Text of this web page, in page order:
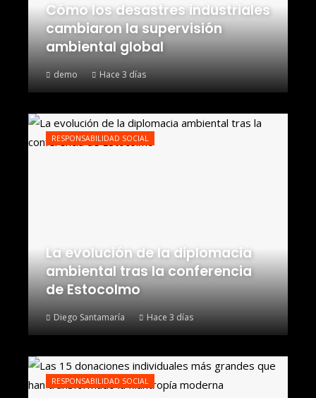
Cómo los desastres industriales
cambiaron la supervisión
ambiental global
demo Hace 3 días
RESPONSABILIDAD SOCIAL
La evolución de la diplomacia
ambiental tras la conferencia
de Estocolmo
Diego Santamaría Hace 3 días
RESPONSABILIDAD SOCIAL